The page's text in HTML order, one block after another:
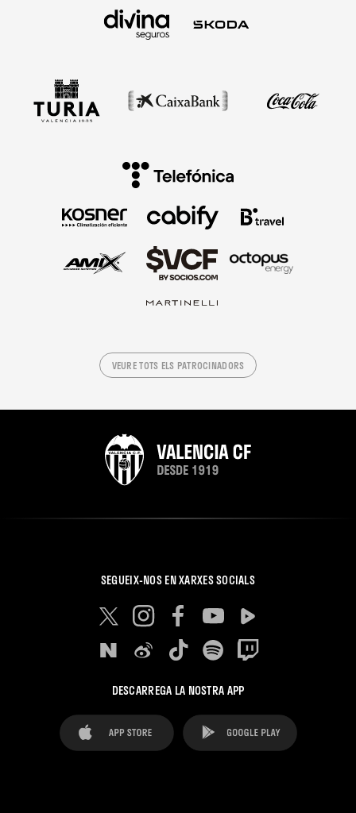
VEURE TOTS ELS PATROCINADORS
SEGUEIX-NOS EN XARXES SOCIALS
DESCARREGA LA NOSTRA APP